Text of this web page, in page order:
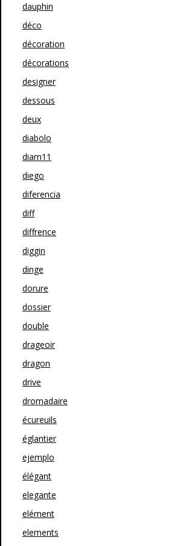
dauphin
déco
décoration
décorations
designer
dessous
deux
diabolo
diam11
diego
diferencia
diff
diffrence
diggin
dinge
dorure
dossier
double
drageoir
dragon
drive
dromadaire
écureuils
églantier
ejemplo
élégant
elegante
elément
elements